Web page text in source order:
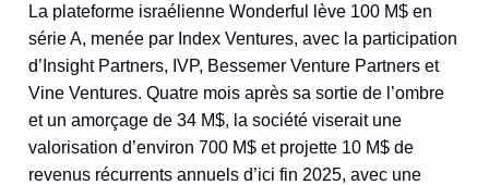
La plateforme israélienne Wonderful lève 100 M$ en
série A, menée par Index Ventures, avec la participation
d’Insight Partners, IVP, Bessemer Venture Partners et
Vine Ventures. Quatre mois après sa sortie de l’ombre
et un amorçage de 34 M$, la société viserait une
valorisation d’environ 700 M$ et projette 10 M$ de
revenus récurrents annuels d’ici fin 2025, avec une